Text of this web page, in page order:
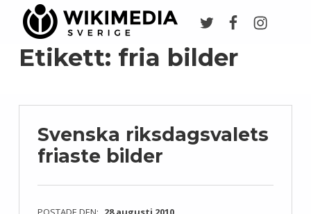
Etikett: fria bilder
Svenska riksdagsvalets
friaste bilder